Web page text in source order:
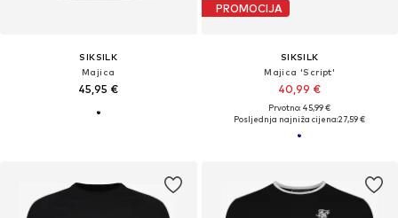
SIKSILK
Majica
45,95 €
PROMOCIJA
SIKSILK
Majica 'Script'
40,99 €
Prvotno: 45,99 €
Posljednja najniža cijena:27,59 €